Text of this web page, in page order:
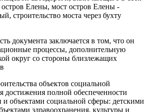
Елены, мост остров Елены -
строительство моста через бухту
документа заключается в том, что он
процессы, дополнительную
округ со стороны близлежащих
объектов социальной
достижения полной обеспеченности
и объектами социальной сферы: детскими
здравоохранения, культуры и